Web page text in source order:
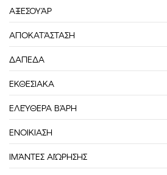
ΑΞΕΣΟΥΆΡ
ΑΠΟΚΑΤΆΣΤΑΣΗ
ΔΑΠΕΔΑ
ΕΚΘΕΣΙΑΚΑ
ΕΛΕΎΘΕΡΑ ΒΆΡΗ
ΕΝΟΙΚΙΑΣΗ
ΙΜΆΝΤΕΣ ΑΙΏΡΗΣΗΣ